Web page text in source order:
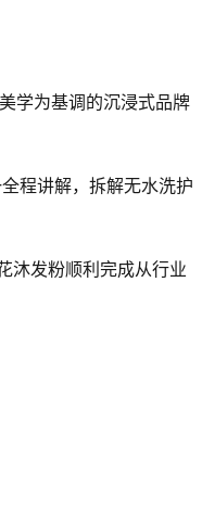
学为基调的沉浸式品牌
程讲解，拆解无水洗护
沐发粉顺利完成从行业